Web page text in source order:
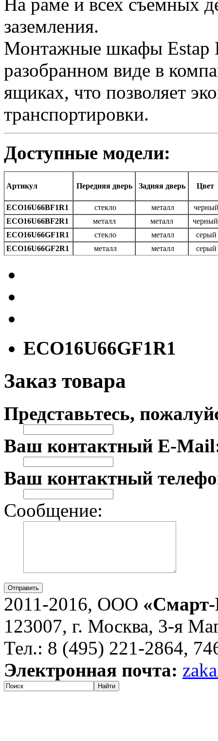
заземления.
Монтажные шкафы Estap
разобранном виде в
ящиках, что позволяет
транспортировки.
Доступные модели:
Артикул Передняя дверь Задняя дверь Цвет
ECO16U66BF1R1 стекло металл
ECO16U66BF2R1
металл металл
черный
ECO16U66GF1R1
стекло металл
серый
ECO16U66GF2R1
металл металл серый
ECO16U66GF1R1
Заказ товара
Представьтесь,
Ваш контактный E-
Ваш контактный
Сообщение:
Отправить
2011-2016, ООО
123007, г. Москва, 3-я
Тел.: 8 (495) 221-2864,
Электронная почта:
Найти